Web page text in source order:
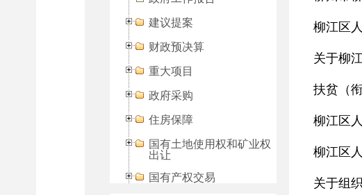
建议提案
财政预决算
重大项目
政府采购
住房保障
国有土地使用权和矿业权
出让
国有产权交易